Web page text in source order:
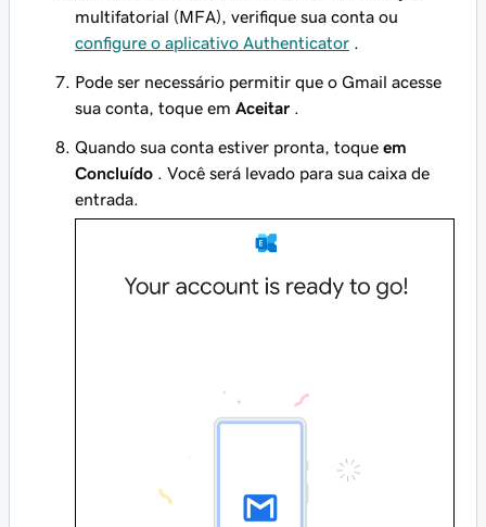
multifatorial (MFA), verifique sua conta ou
configure o aplicativo Authenticator
Pode ser necessário permitir que o Gmail acesse
sua conta, toque em Aceitar
Quando sua conta estiver pronta, toque em
Concluído . Você será levado para sua caixa de
entrada.